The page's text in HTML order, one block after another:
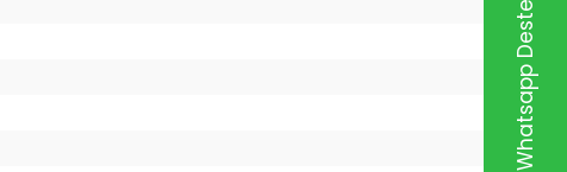
Whatsapp Destek Hattı